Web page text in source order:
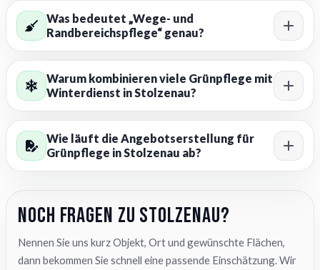
Was bedeutet „Wege- und
Randbereichspflege“ genau?
Warum kombinieren viele Grünpflege mit
Winterdienst in Stolzenau?
Wie läuft die Angebotserstellung für
Grünpflege in Stolzenau ab?
Noch Fragen zu Stolzenau?
Nennen Sie uns kurz Objekt, Ort und gewünschte Flächen,
dann bekommen Sie schnell eine passende Einschätzung. Wir